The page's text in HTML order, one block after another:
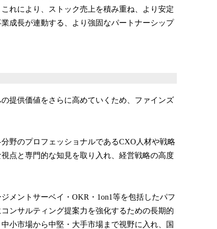
れにより、ストック売上を積み重ね、より安定
成長が連動する、より強固なパートナーシップ
提供価値をさらに高めていくため、ファインズ
野のプロフェッショナルであるCXO人材や戦略
点と専門的な知見を取り入れ、経営戦略の高度
メントサーベイ・OKR・1on1等を包括したパフ
ンサルティング提案力を強化するための長期的
小市場から中堅・大手市場まで視野に入れ、国